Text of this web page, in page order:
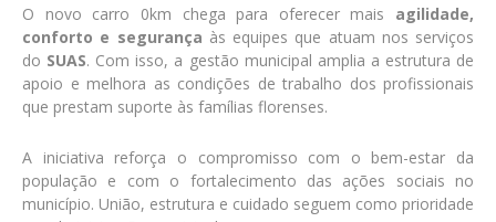
O novo carro 0km chega para oferecer mais agilidade,
conforto e segurança às equipes que atuam nos serviços
do SUAS. Com isso, a gestão municipal amplia a estrutura de
apoio e melhora as condições de trabalho dos profissionais
que prestam suporte às famílias florenses.
A iniciativa reforça o compromisso com o bem-estar da
população e com o fortalecimento das ações sociais no
município. União, estrutura e cuidado seguem como prioridade